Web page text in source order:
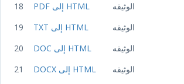
18 PDF إلى HTML الوثيقه
19 TXT إلى HTML الوثيقه
20 DOC إلى HTML الوثيقه
21 DOCX إلى HTML الوثيقه